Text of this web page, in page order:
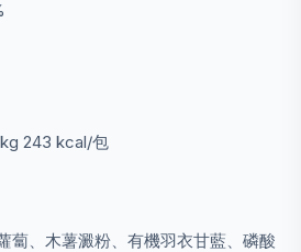
243 kcal/包
蔔、木薯澱粉、有機羽衣甘藍、磷酸